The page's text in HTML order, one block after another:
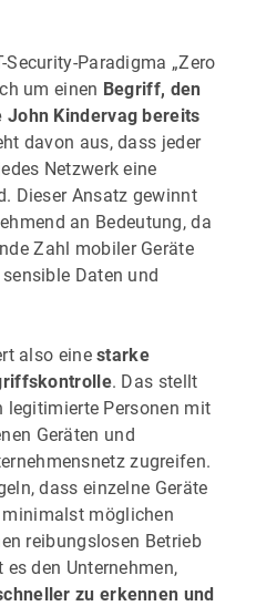
Paradigma „Zero
um einen Begriff, den
John Kindervag bereits
davon aus, dass jeder
Netzwerk eine
Dieser Ansatz gewinnt
an Bedeutung, da
Zahl mobiler Geräte
Daten und
also einestarke
. Das stellt
legitimierte Personen mit
Geräten und
zugreifen.
dass einzelne Geräte
möglichen
reibungslosen Betrieb
den Unternehmen,
zu erkennen und